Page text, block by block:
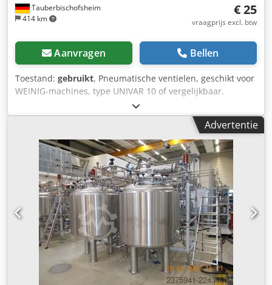
Tauberbischofsheim
414 km
€ 25
vraagprijs excl. btw
Aanvragen Bellen
Toestand: gebruikt, Pneumatische ventielen, geschikt voor
WEINIG-machines, type UNIVAR 10 of vergelijkbaar.
Standaard bediening: tweezijdig of met veeraandrijving.
Dodpfozrxlaex Ag Rswa Technische gegevens: - Aantal: 27
Advertentie